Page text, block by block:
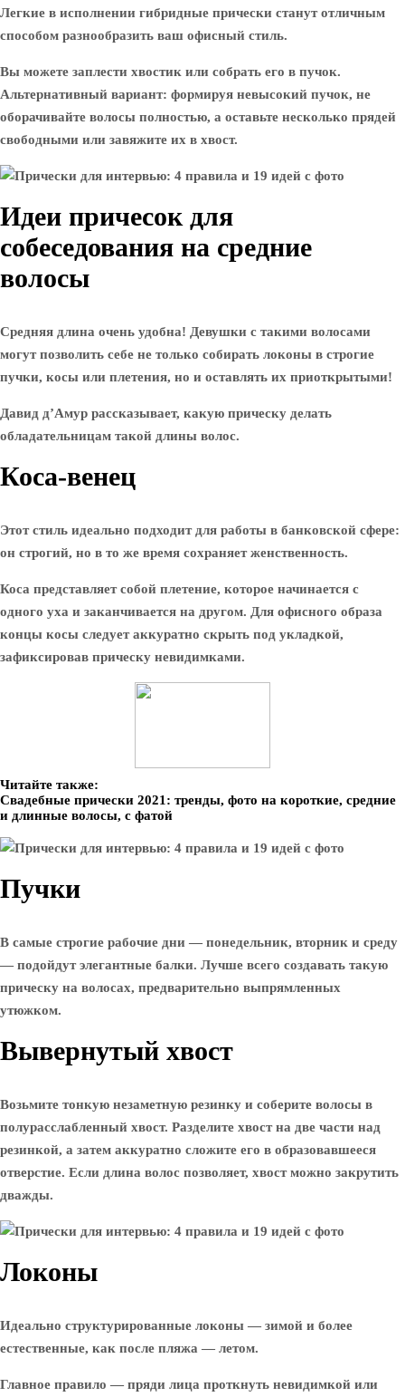
Легкие в исполнении гибридные прически станут отличным
способом разнообразить ваш офисный стиль.
Вы можете заплести хвостик или собрать его в пучок.
Альтернативный вариант: формируя невысокий пучок, не
оборачивайте волосы полностью, а оставьте несколько прядей
свободными или завяжите их в хвост.
Идеи причесок для
собеседования на средние
волосы
Средняя длина очень удобна! Девушки с такими волосами
могут позволить себе не только собирать локоны в строгие
пучки, косы или плетения, но и оставлять их приоткрытыми!
Давид д’Амур рассказывает, какую прическу делать
обладательницам такой длины волос.
Коса-венец
Этот стиль идеально подходит для работы в банковской сфере:
он строгий, но в то же время сохраняет женственность.
Коса представляет собой плетение, которое начинается с
одного уха и заканчивается на другом. Для офисного образа
концы косы следует аккуратно скрыть под укладкой,
зафиксировав прическу невидимками.
Читайте также:
Свадебные прически 2021: тренды, фото на короткие, средние
и длинные волосы, с фатой
Пучки
В самые строгие рабочие дни — понедельник, вторник и среду
— подойдут элегантные балки. Лучше всего создавать такую ​​
прическу на волосах, предварительно выпрямленных
утюжком.
Вывернутый хвост
Возьмите тонкую незаметную резинку и соберите волосы в
полурасслабленный хвост. Разделите хвост на две части над
резинкой, а затем аккуратно сложите его в образовавшееся
отверстие. Если длина волос позволяет, хвост можно закрутить
дважды.
Локоны
Идеально структурированные локоны — зимой и более
естественные, как после пляжа — летом.
Главное правило — пряди лица проткнуть невидимкой или